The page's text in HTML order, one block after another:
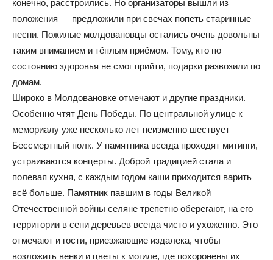
конечно, расстроились. Но организаторы вышли из
положения — предложили при свечах попеть старинные
песни. Пожилые молдовановцы остались очень довольны
таким вниманием и тёплым приёмом. Тому, кто по
состоянию здоровья не смог прийти, подарки развозили по
домам.
Широко в Молдовановке отмечают и другие праздники.
Особенно чтят День Победы. По центральной улице к
мемориалу уже несколько лет неизменно шествует
Бессмертный полк. У памятника всегда проходят митинги,
устраиваются концерты. Доброй традицией стала и
полевая кухня, с каждым годом каши приходится варить
всё больше. Памятник павшим в годы Великой
Отечественной войны селяне трепетно оберегают, на его
территории в сени деревьев всегда чисто и ухоженно. Это
отмечают и гости, приезжающие издалека, чтобы
возложить венки и цветы к могиле, где похоронены их